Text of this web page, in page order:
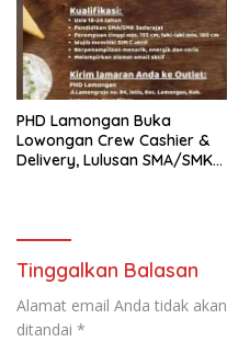
PHD Lamongan Buka
Lowongan Crew Cashier &
Delivery, Lulusan SMA/SMK
Tinggalkan Balasan
Alamat email Anda tidak
ditandai *